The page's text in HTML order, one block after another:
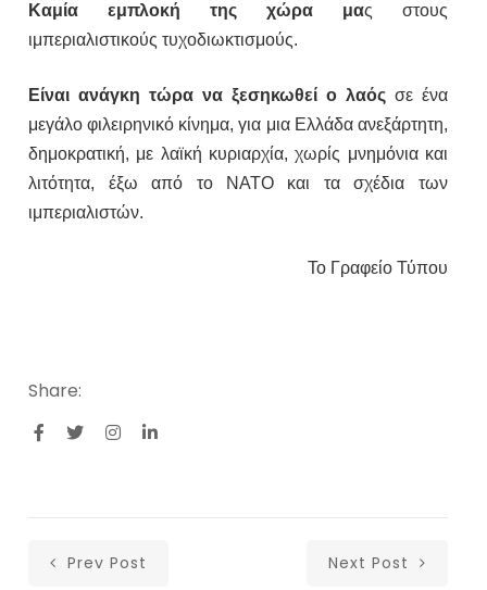
Καμία εμπλοκή της χώρα μας στους
ιμπεριαλιστικούς τυχοδιωκτισμούς.
Είναι ανάγκη τώρα να ξεσηκωθεί ο λαόςσε ένα
μεγάλο φιλειρηνικό κίνημα, για μια Ελλάδα ανεξάρτητη,
δημοκρατική, με λαϊκή κυριαρχία, χωρίς μνημόνια και
λιτότητα, έξω από το ΝΑΤΟ και τα σχέδια των
ιμπεριαλιστών.
Το Γραφείο Τύπου
Share:
Prev Post Next Post